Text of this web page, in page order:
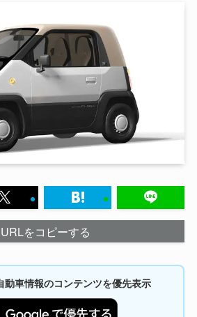
URLをコピーする
車情報のコンテンツを優先表示